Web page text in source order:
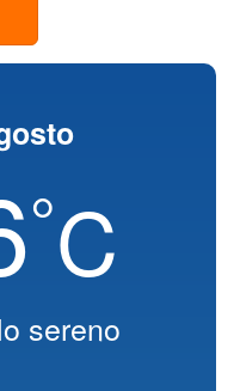
°C
sereno